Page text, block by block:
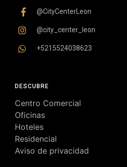
DESCUBRE
Centro Comercial
Oficinas
Hoteles
Residencial
Aviso de privacidad
@CityCenterLeon
@city_center_leon
+5215524038623